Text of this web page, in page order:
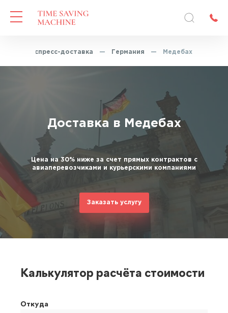
Экспресс-доставка — Германия — Медебах
Доставка в Медебах
Цена на 30% ниже за счет прямых контрактов с
авиаперевозчиками и курьерскими компаниями
Заказать услугу
Калькулятор расчёта стоимости
Откуда